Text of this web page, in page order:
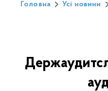
Головна Усі новини